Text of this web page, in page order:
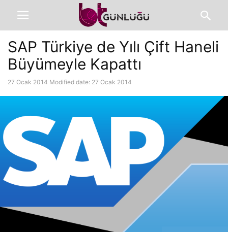
SAP Türkiye de Yılı Çift Haneli
Büyümeyle Kapattı
27 Ocak 2014 Modified date: 27 Ocak 2014